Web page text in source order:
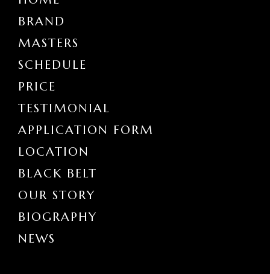
BRAND
MASTERS
SCHEDULE
PRICE
TESTIMONIAL
APPLICATION FORM
LOCATION
BLACK BELT
OUR STORY
BIOGRAPHY
NEWS